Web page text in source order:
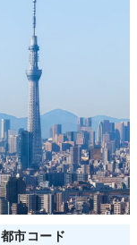
都市コード